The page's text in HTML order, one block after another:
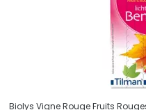
Biolys Vigne Rouge Fruits